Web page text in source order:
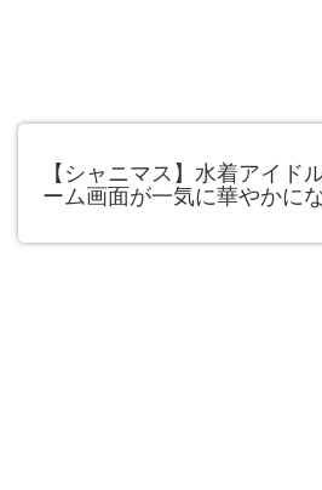
【シャニマス】水着アイド
ーム画面が一気に華やかに